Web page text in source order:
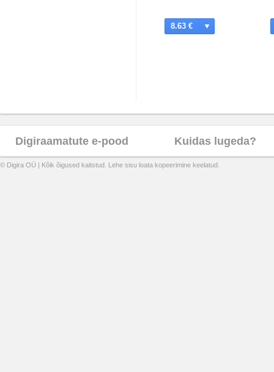
8.63 €
Digiraamatute e-pood Kuidas lugeda?
© Digira OÜ | Kõik õigused kaitstud. Lehe sisu loata kopeerimine keelatud.